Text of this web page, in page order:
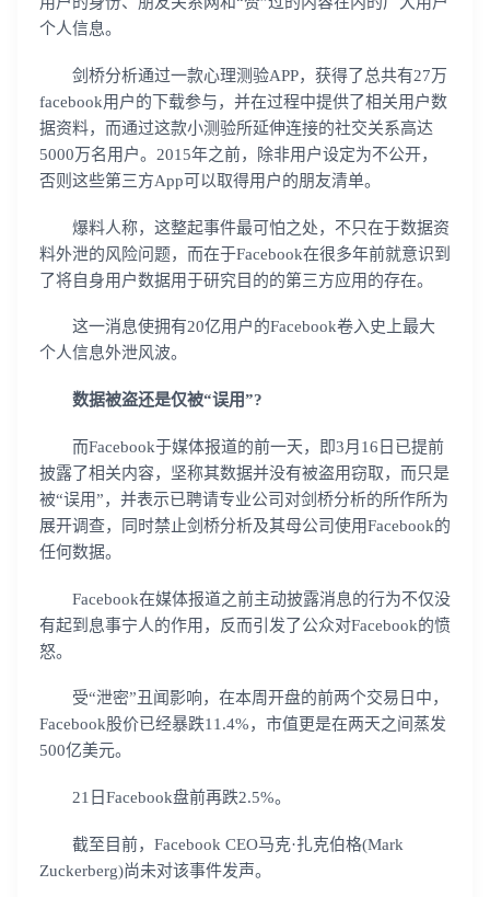
个人信息。
剑桥分析通过一款心理测验APP，获得了总共有27万
facebook用户的下载参与，并在过程中提供了相关用户数
据资料，而通过这款小测验所延伸连接的社交关系高达
5000万名用户。2015年之前，除非用户设定为不公开，
否则这些第三方App可以取得用户的朋友清单。
爆料人称，这整起事件最可怕之处，不只在于数据资
料外泄的风险问题，而在于Facebook在很多年前就意识到
了将自身用户数据用于研究目的的第三方应用的存在。
这一消息使拥有20亿用户的Facebook卷入史上最大
个人信息外泄风波。
数据被盗还是仅被“误用”?
而Facebook于媒体报道的前一天，即3月16日已提前
披露了相关内容，坚称其数据并没有被盗用窃取，而只是
被“误用”，并表示已聘请专业公司对剑桥分析的所作所为
展开调查，同时禁止剑桥分析及其母公司使用Facebook的
任何数据。
Facebook在媒体报道之前主动披露消息的行为不仅没
有起到息事宁人的作用，反而引发了公众对Facebook的愤
怒。
受“泄密”丑闻影响，在本周开盘的前两个交易日中，
Facebook股价已经暴跌11.4%，市值更是在两天之间蒸发
500亿美元。
21日Facebook盘前再跌2.5%。
截至目前，Facebook CEO马克·扎克伯格(Mark
Zuckerberg)尚未对该事件发声。